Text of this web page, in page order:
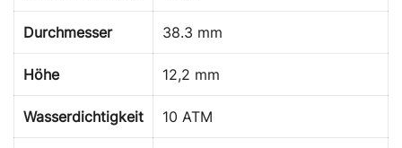
Durchmesser 38.3 mm
Höhe 12,2 mm
Wasserdichtigkeit 10 ATM